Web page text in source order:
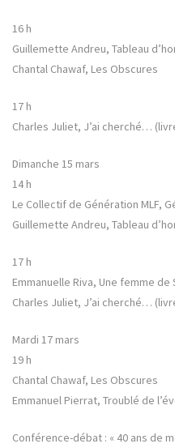
16 h
Guillemette Andreu, Tableau
Chantal Chawaf, Les Obscures
17 h
Charles Juliet, J’ai cherché…
Dimanche 15 mars
14 h
Le Collectif de Génération MLF,
Guillemette Andreu, Tableau
17 h
Emmanuelle Riva, Une femme
Charles Juliet, J’ai cherché…
Mardi 17 mars
19 h
Chantal Chawaf, Les Obscures
Emmanuel Pierrat, Troublé de
Conférence-débat : « 40 ans de